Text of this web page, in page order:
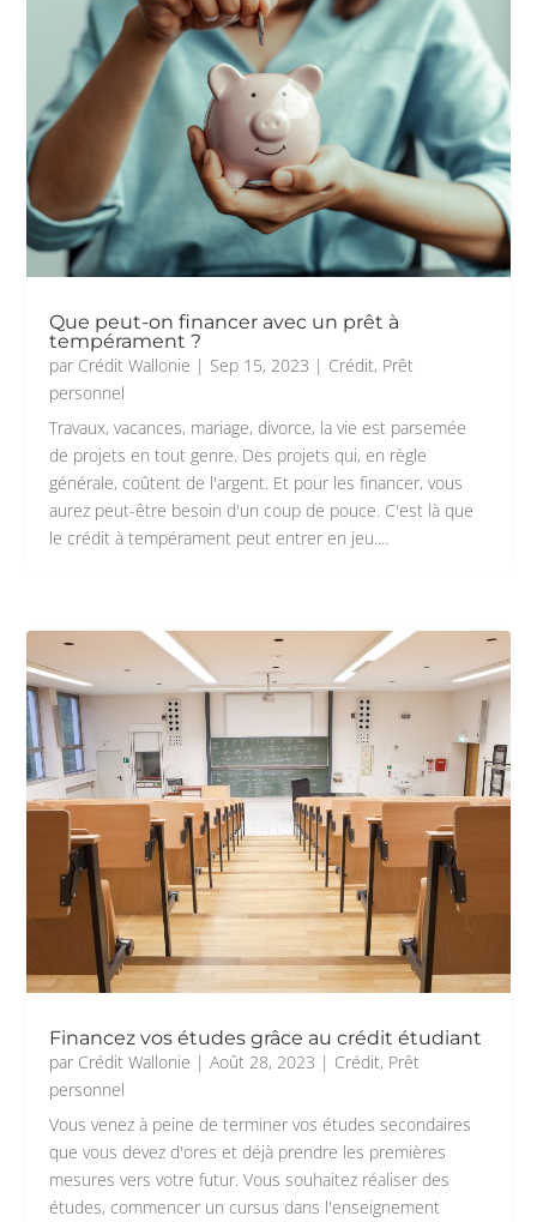
Que peut-on financer avec un prêt à
tempérament ?
par Crédit Wallonie | Sep 15, 2023 | Crédit, Prêt
personnel
Travaux, vacances, mariage, divorce, la vie est parsemée
de projets en tout genre. Des projets qui, en règle
générale, coûtent de l'argent. Et pour les financer, vous
aurez peut-être besoin d'un coup de pouce. C'est là que
le crédit à tempérament peut entrer en jeu....
Financez vos études grâce au crédit étudiant
par Crédit Wallonie |Août 28, 2023 | Crédit, Prêt
personnel
Vous venez à peine de terminer vos études secondaires
que vous devez d'ores et déjà prendre les premières
mesures vers votre futur. Vous souhaitez réaliser des
études, commencer un cursus dans l'enseignement